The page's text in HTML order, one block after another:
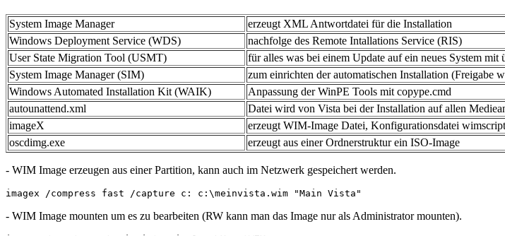
System Image Manager
erzeugt XML Antwortdatei für die Installation
Windows Deployment Service (WDS)
nachfolge des Remote Intallations Service (RIS)
User State Migration Tool (USMT)
für alles was bei einem Update auf ein neues System mit
System Image Manager (SIM)
zum einrichten der automatischen Installation
Windows Automated Installation Kit (WAIK)
Anpassung der WinPE Tools mit copype.cmd
autounattend.xml
Datei wird von Vista bei der Installation auf allen
imageX
erzeugt WIM-Image Datei, Konfigurationsdatei
oscdimg.exe
erzeugt aus einer Ordnerstruktur ein ISO-Image
- WIM Image erzeugen aus einer Partition, kann auch im Netzwerk gespeichert werden.
imagex /compress fast /capture c: c:\meinvista.wim "Main Vista"
- WIM Image mounten um es zu bearbeiten (RW kann man das Image nur als Administrator mounten).